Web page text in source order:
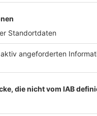
Wesseling: Bau der
Ordnungsdienst in Brühl